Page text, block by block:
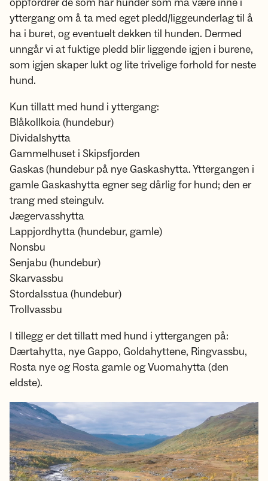
yttergang om å ta med eget pledd/liggeunderlag til å
ha i buret, og eventuelt dekken til hunden. Dermed
unngår vi at fuktige pledd blir liggende igjen i burene,
som igjen skaper lukt og lite trivelige forhold for neste
hund.
Kun tillatt med hund i yttergang:
Blåkollkoia (hundebur)
Dividalshytta
Gammelhuset i Skipsfjorden
Gaskas (hundebur på nye Gaskashytta. Yttergangen i
gamle Gaskashytta egner seg dårlig for hund; den er
trang med steingulv.
Jægervasshytta
Lappjordhytta (hundebur, gamle)
Nonsbu​​​​​​​
Senjabu (hundebur)
Skarvassbu
Stordalsstua (hundebur)
Trollvassbu
I tillegg er det tillatt med hund i yttergangen på:
Dærtahytta, nye Gappo, Goldahyttene, Ringvassbu,
Rosta nye og Rosta gamle og Vuomahytta (den
eldste).